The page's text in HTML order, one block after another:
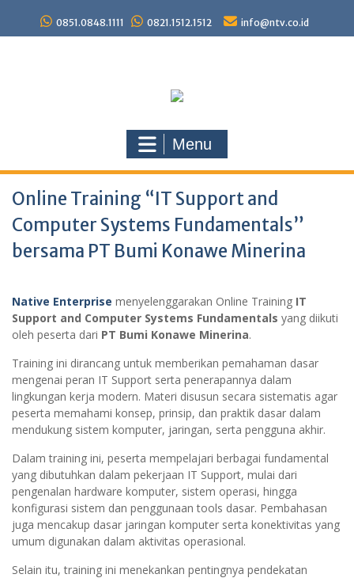
content
0851.0848.1111 0821.1512.1512 info@ntv.co.id
Menu
Online Training “IT Support and
Computer Systems Fundamentals”
bersama PT Bumi Konawe Minerina
Native Enterprise menyelenggarakan Online Training IT
Support and Computer Systems Fundamentals yang diikuti
oleh peserta dari PT Bumi Konawe Minerina.
Training ini dirancang untuk memberikan pemahaman dasar
mengenai peran IT Support serta penerapannya dalam
lingkungan kerja modern. Materi disusun secara sistematis agar
peserta memahami konsep, prinsip, dan praktik dasar dalam
mendukung sistem komputer, jaringan, serta pengguna akhir.
Dalam training ini, peserta mempelajari berbagai fundamental
yang dibutuhkan dalam pekerjaan IT Support, mulai dari
pengenalan hardware komputer, sistem operasi, hingga
konfigurasi sistem dan penggunaan tools dasar. Pembahasan
juga mencakup dasar jaringan komputer serta konektivitas yang
umum digunakan dalam aktivitas operasional.
Selain itu, training ini menekankan pentingnya pendekatan